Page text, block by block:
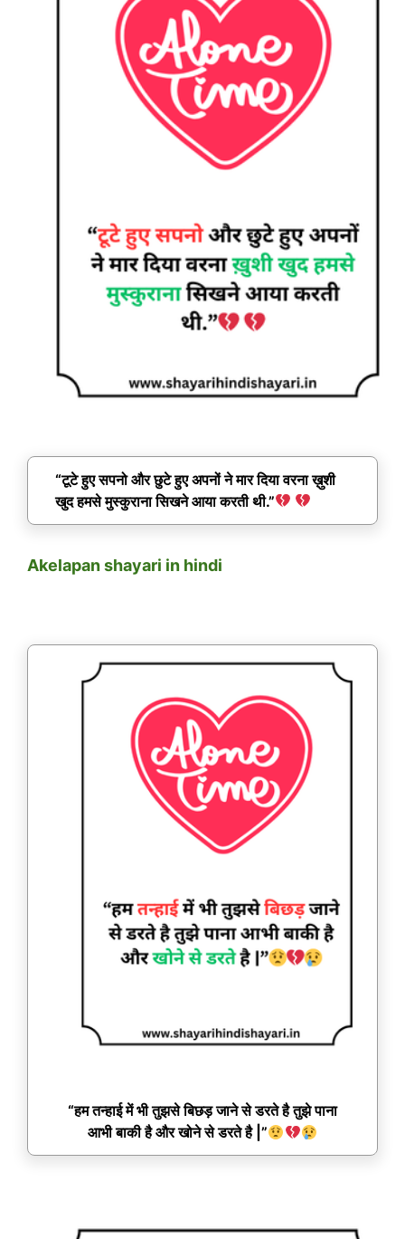
“टूटे हुए सपनो और छुटे हुए अपनों ने मार दिया वरना ख़ुशी
खुद हमसे मुस्कुराना सिखने आया करती थी.”
Akelapan shayari in hindi
“हम तन्हाई में भी तुझसे बिछड़ जाने से डरते है तुझे पाना
आभी बाकी है और खोने से डरते है |”